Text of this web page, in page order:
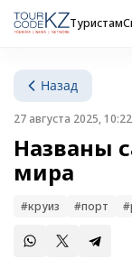
Туристам
Назад
27 августа 2025, 10:22
Названы
мира
#круиз #порт